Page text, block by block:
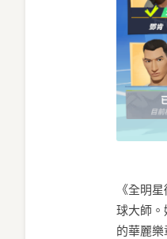
《全明
球大師。
的華麗